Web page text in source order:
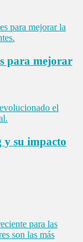
para mejorar
su impacto